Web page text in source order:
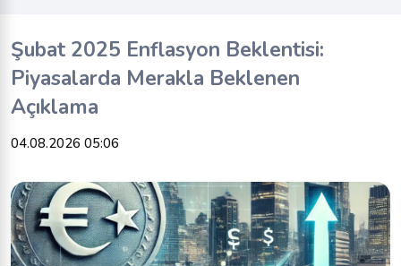
Şubat 2025 Enflasyon Beklentisi:
Piyasalarda Merakla Beklenen
Açıklama
04.08.2026 05:06